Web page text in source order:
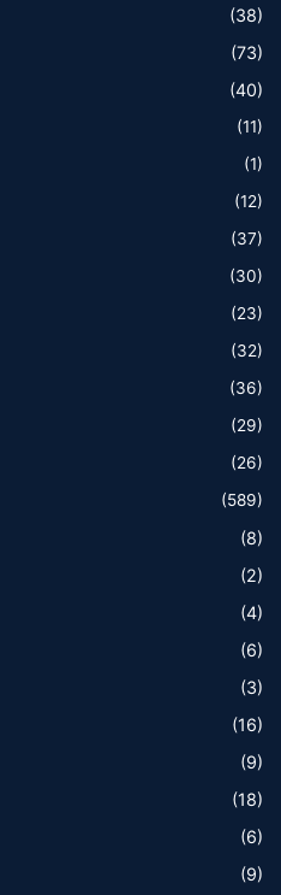
(38)
(73)
(40)
(11)
(1)
(12)
(37)
(30)
(23)
(32)
(36)
(29)
(26)
(589)
(8)
(2)
(4)
(6)
(3)
(16)
(9)
(18)
(6)
(9)